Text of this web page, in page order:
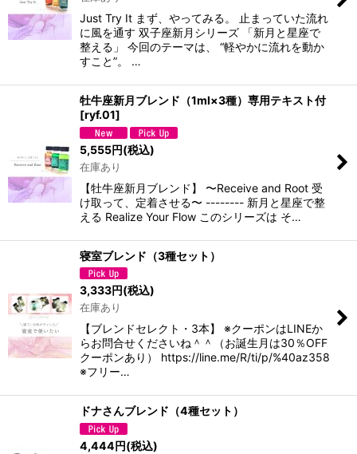
Just Try It まず、やってみる。 止まっていた流れ
に風を通す 双子座新月シリーズ 「新月と星座で
整える」 今回のテーマは、 “軽やかに流れを動か
すこと”。 …
牡牛座新月ブレンド（1ml×3種）専用テキスト付
[ryf.01]
5,555円(税込)
在庫あり
【牡牛座新月ブレンド】 〜Receive and Root 受
け取って、定着させる〜 -------- 新月と星座で整
える Realize Your Flow このシリーズは そ…
寝室ブレンド（3種セット）
3,333円(税込)
在庫あり
【ブレンドセレクト・3本】 ※クーポンはLINEか
らお問合せくださいね＾＾（お誕生月は30％OFF
クーポンあり） https://line.me/R/ti/p/%40az358
※フリー…
ドナさんブレンド（4種セット）
4,444円(税込)